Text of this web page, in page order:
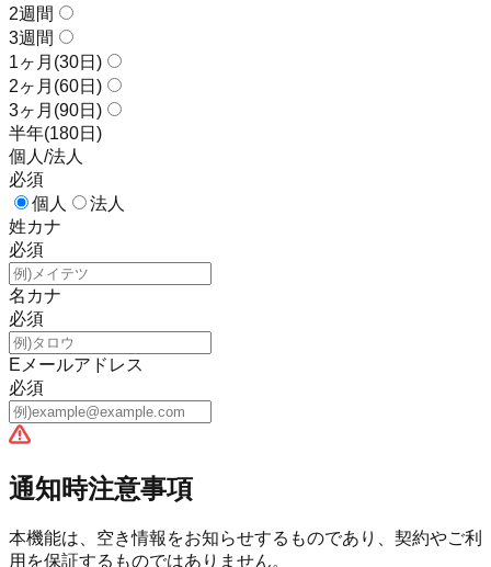
2週間
3週間
1ヶ月(30日)
2ヶ月(60日)
3ヶ月(90日)
半年(180日)
個人/法人
必須
個人
法人
姓カナ
必須
名カナ
必須
Eメールアドレス
必須
通知時注意事項
本機能は、空き情報をお知らせするものであり、 契約やご利
用を保証するものではありません。